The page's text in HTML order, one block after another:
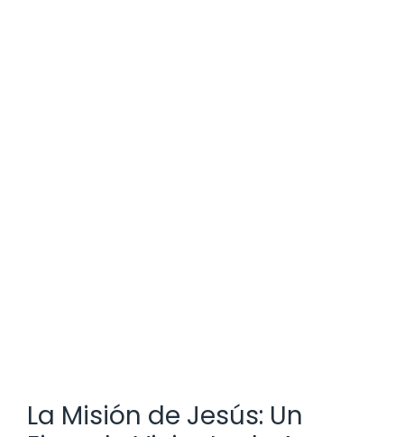
La Misión de Jesús: Un